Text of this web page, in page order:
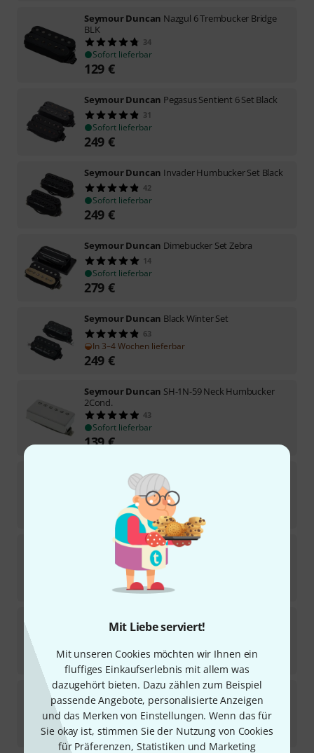
Mit Liebe serviert!
Mit unseren Cookies möchten wir Ihnen ein
fluffiges Einkaufserlebnis mit allem was
dazugehört bieten. Dazu zählen zum Beispiel
passende Angebote, personalisierte Anzeigen
und das Merken von Einstellungen. Wenn das für
Sie okay ist, stimmen Sie der Nutzung von Cookies
für Präferenzen, Statistiken und Marketing
Seymour Duncan Nazgul 6 Trembucker Bridge
BLK
34
Sofort lieferbar
129 €
Seymour Duncan Pegasus Sentient 6 Set Black
31
Sofort lieferbar
249 €
Seymour Duncan Invader Humbucker Set Black
42
Sofort lieferbar
249 €
Seymour Duncan Dimebucker Set Zebra
14
Sofort lieferbar
279 €
Seymour Duncan Black Winter Set
63
In 3–4 Wochen lieferbar
249 €
Seymour Duncan SH-1N-59 Neck Humbucker
2Cond.
43
Sofort lieferbar
139€
Seymour Duncan
Sofort lieferbar
Seymour DuncanTB-4 JB Trembucker Nickel
Sofort lieferbar
€
2
279€
Seymour DuncanTrembucker TB-6 BK
101
Sofort lieferbar
109 €